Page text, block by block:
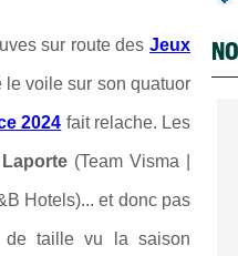
sur route desJeux
voile sur son quatuor
2024 fait relache. Les
(Team Visma |
Hotels)... et donc pas
de taille vu la saison